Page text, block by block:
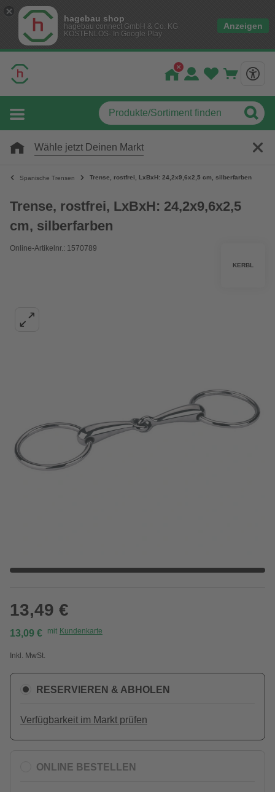
hagebau shop
hagebau connect GmbH & Co. KG
KOSTENLOS- In Google Play
Anzeigen
Wähle jetzt Deinen Markt
Spanische Trensen Trense, rostfrei, LxBxH: 24,2x9,6x2,5 cm, silberfarben
Trense, rostfrei, LxBxH: 24,2x9,6x2,5
cm, silberfarben
Online-Artikelnr.: 1570789
KERBL
13,49 €
13,09 € mit Kundenkarte
Inkl. MwSt.
RESERVIEREN & ABHOLEN
Verfügbarkeit im Markt prüfen
ONLINE BESTELLEN